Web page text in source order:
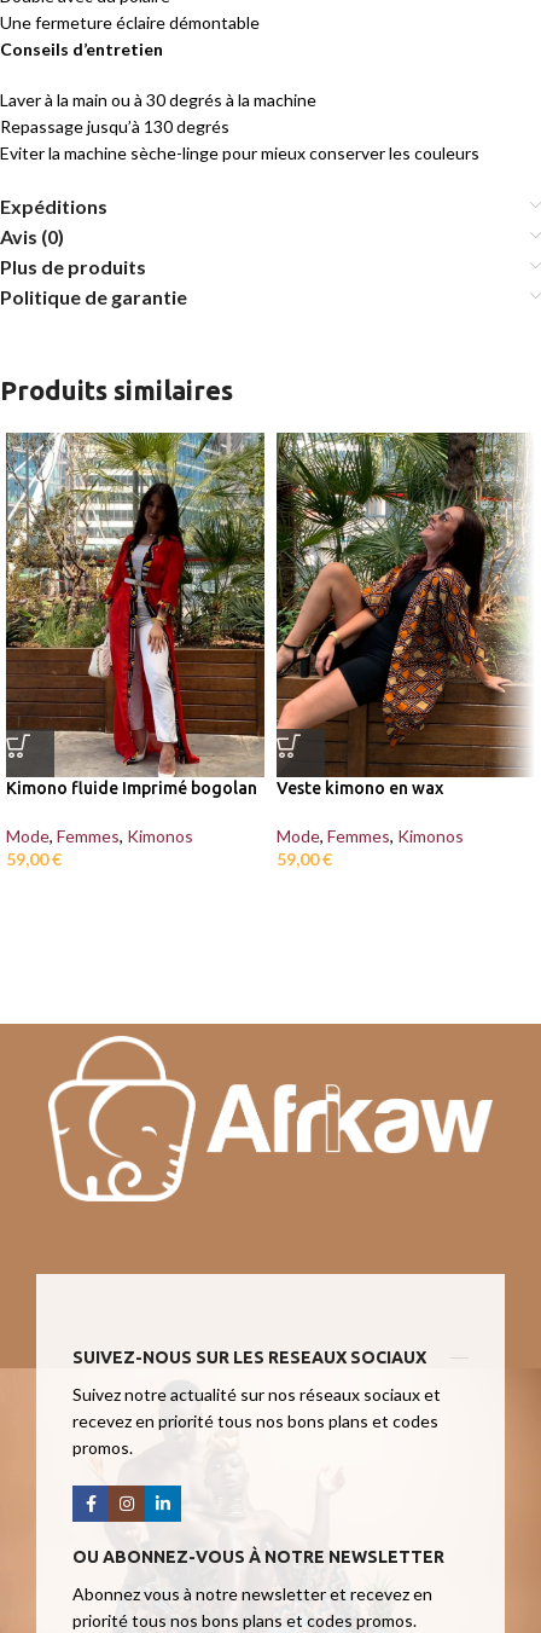
Une fermeture éclaire démontable
Conseils d’entretien
Laver à la main ou à 30 degrés à la machine
Repassage jusqu’à 130 degrés
Eviter la machine sèche-linge pour mieux conserver les couleurs
Expéditions
Avis (0)
Plus de produits
Politique de garantie
Produits similaires
Kimono fluide Imprimé bogolan
Mode, Femmes, Kimonos
59,00€
Veste kimono en wax
Mode, Femmes, Kimonos
59,00€
SUIVEZ-NOUS SUR LES RESEAUX SOCIAUX
Suivez notre actualité sur nos réseaux sociaux et
recevez en priorité tous nos bons plans et codes
promos.
OU ABONNEZ-VOUS À NOTRE NEWSLETTER
Abonnez vous à notre newsletter et recevez en
priorité tous nos bons plans et codes promos.